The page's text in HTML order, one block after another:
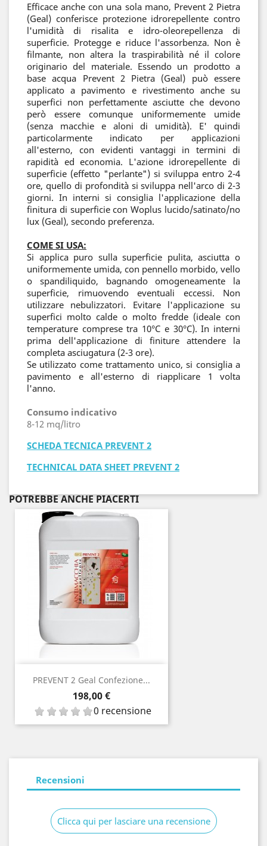
Efficace anche con una sola mano, Prevent 2 Pietra
(Geal) conferisce protezione idrorepellente contro
l'umidità di risalita e idro-oleorepellenza di
superficie. Protegge e riduce l'assorbenza. Non è
filmante, non altera la traspirabilità né il colore
originario del materiale. Essendo un prodotto a
base acqua Prevent 2 Pietra (Geal) può essere
applicato a pavimento e rivestimento anche su
superfici non perfettamente asciutte che devono
però essere comunque uniformemente umide
(senza macchie e aloni di umidità). E' quindi
particolarmente indicato per applicazioni
all'esterno, con evidenti vantaggi in termini di
rapidità ed economia. L'azione idrorepellente di
superficie (effetto "perlante") si sviluppa entro 2-4
ore, quello di profondità si sviluppa nell'arco di 2-3
giorni. In interni si consiglia l'applicazione della
finitura di superficie con Woplus lucido/satinato/no
lux (Geal), secondo preferenza.
COME SI USA:
Si applica puro sulla superficie pulita, asciutta o
uniformemente umida, con pennello morbido, vello
o spandiliquido, bagnando omogeneamente la
superficie, rimuovendo eventuali eccessi. Non
utilizzare nebulizzatori. Evitare l'applicazione su
superfici molto calde o molto fredde (ideale con
temperature comprese tra 10°C e 30°C). In interni
prima dell'applicazione di finiture attendere la
completa asciugatura (2-3 ore).
Se utilizzato come trattamento unico, si consiglia a
pavimento e all'esterno di riapplicare 1 volta
l'anno.
Consumo indicativo
8-12 mq/litro
SCHEDA TECNICA PREVENT 2
TECHNICAL DATA SHEET PREVENT 2
POTREBBE ANCHE PIACERTI
PREVENT 2 Geal Confezione...
Prezzo
198,00 €
0 recensione
Recensioni
Clicca qui per lasciare una recensione